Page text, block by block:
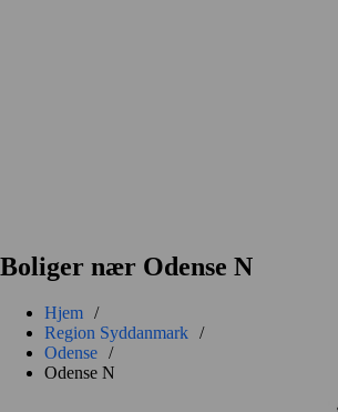
Boliger nær Odense N
Hjem /
Region Syddanmark /
Odense /
Odense N